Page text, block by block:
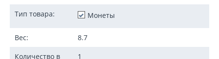
Тип товара: Монеты
Вес: 8.7
Количество в
1